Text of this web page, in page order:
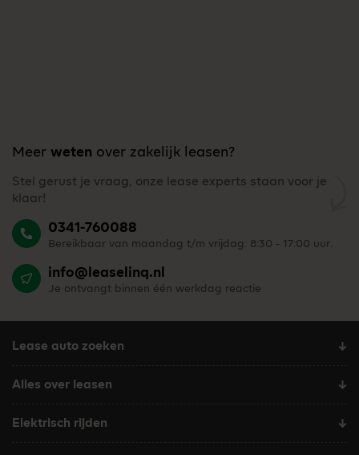
Meer weten over zakelijk leasen?
Stel gerust je vraag, onze lease experts staan voor je
klaar!
0341-760088
Bereikbaar van maandag t/m vrijdag: 8:30 - 17:00 uur.
info@leaselinq.nl
Je ontvangt binnen één werkdag reactie
Lease auto zoeken
Alles over leasen
Elektrisch rijden